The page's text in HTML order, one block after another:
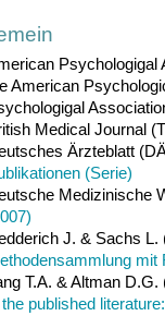
Psychologigal
American
Medical Journal
Ärzteblatt
(Serie)
Medizinische
J. & Sachs
mit
T.A. & Altman
the published